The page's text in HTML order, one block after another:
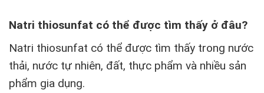
Natri thiosunfat có thể được tìm thấy ở đâu?
Natri thiosunfat có thể được tìm thấy trong nước
thải, nước tự nhiên, đất, thực phẩm và nhiều sản
phẩm gia dụng.